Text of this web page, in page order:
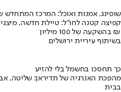
שופינג, אמנות ואוכל: המרכז המתחדש
קפיצה קטנה לחו"ל: טיילת חדשה,
בהשקעה של 100 מיליון ₪
בשיתוף עיריית ירושלים
כך תחסכו בחשמל בלי להזיע
מהפכת האנרגיה של תדיראן: שליטה,
בבית